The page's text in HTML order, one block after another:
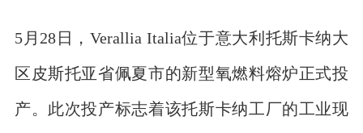
5月28日，Verallia Italia位于意大利托斯卡纳大
区皮斯托亚省佩夏市的新型氧燃料熔炉正式投
产。此次投产标志着该托斯卡纳工厂的工业现